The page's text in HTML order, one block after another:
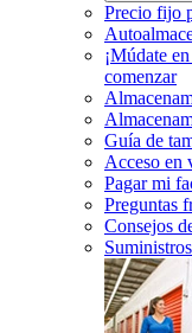
Precio fijo
¡Múdate
comenzar
Guía de
Acceso en
Pagar mi
Preguntas
Consejos